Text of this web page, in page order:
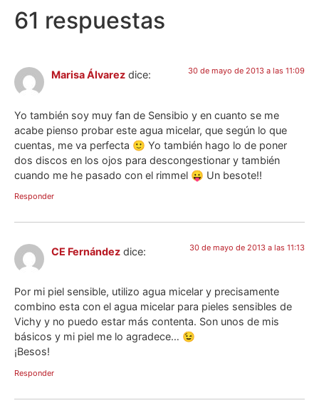
61 respuestas
Marisa Álvarez dice: 30 de mayo de 2013 a las 11:09
Yo también soy muy fan de Sensibio y en cuanto se me
acabe pienso probar este agua micelar, que según lo que
cuentas, me va perfecta 🙂 Yo también hago lo de poner
dos discos en los ojos para descongestionar y también
cuando me he pasado con el rimmel 😛 Un besote!!
Responder
CE Fernández dice: 30 de mayo de 2013 a las 11:13
Por mi piel sensible, utilizo agua micelar y precisamente
combino esta con el agua micelar para pieles sensibles de
Vichy y no puedo estar más contenta. Son unos de mis
básicos y mi piel me lo agradece… 😉
¡Besos!
Responder